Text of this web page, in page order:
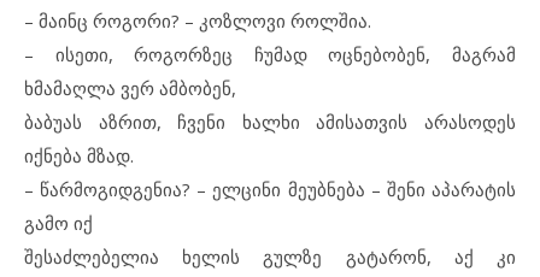
– მაინც როგორი? – კოზლოვი როლშია.
– ისეთი, როგორზეც ჩუმად ოცნებობენ, მაგრამ
ხმამაღლა ვერ ამბობენ,
ბაბუას აზრით, ჩვენი ხალხი ამისათვის არასოდეს
იქნება მზად.
– წარმოგიდგენია? – ელცინი მეუბნება – შენი აპარატის
გამო იქ
შესაძლებელია ხელის გულზე გატარონ, აქ კი